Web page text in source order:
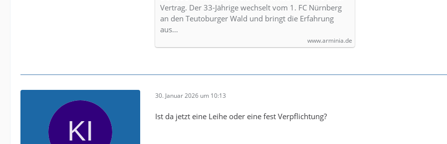
Vertrag. Der 33-Jährige wechselt vom 1. FC Nürnberg
an den Teutoburger Wald und bringt die Erfahrung
aus…
www.arminia.de
30. Januar 2026 um 10:13
Ist da jetzt eine Leihe oder eine fest Verpflichtung?